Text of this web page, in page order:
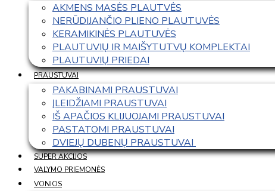
AKMENS MASĖS PLAUTVĖS
NERŪDIJANČIO PLIENO PLAUTUVĖS
KERAMIKINĖS PLAUTUVĖS
PLAUTUVIŲ IR MAIŠYTUTVŲ KOMPLEKTAI
PLAUTUVIŲ PRIEDAI
PRAUSTUVAI
PAKABINAMI PRAUSTUVAI
ĮLEIDŽIAMI PRAUSTUVAI
IŠ APAČIOS KLIJUOJAMI PRAUSTUVAI
PASTATOMI PRAUSTUVAI
DVIEJŲ DUBENŲ PRAUSTUVAI
SUPER AKCIJOS
VALYMO PRIEMONĖS
VONIOS